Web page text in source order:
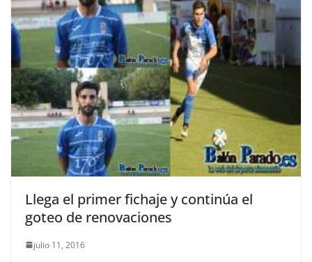
Llega el primer fichaje y continúa el
goteo de renovaciones
julio 11, 2016